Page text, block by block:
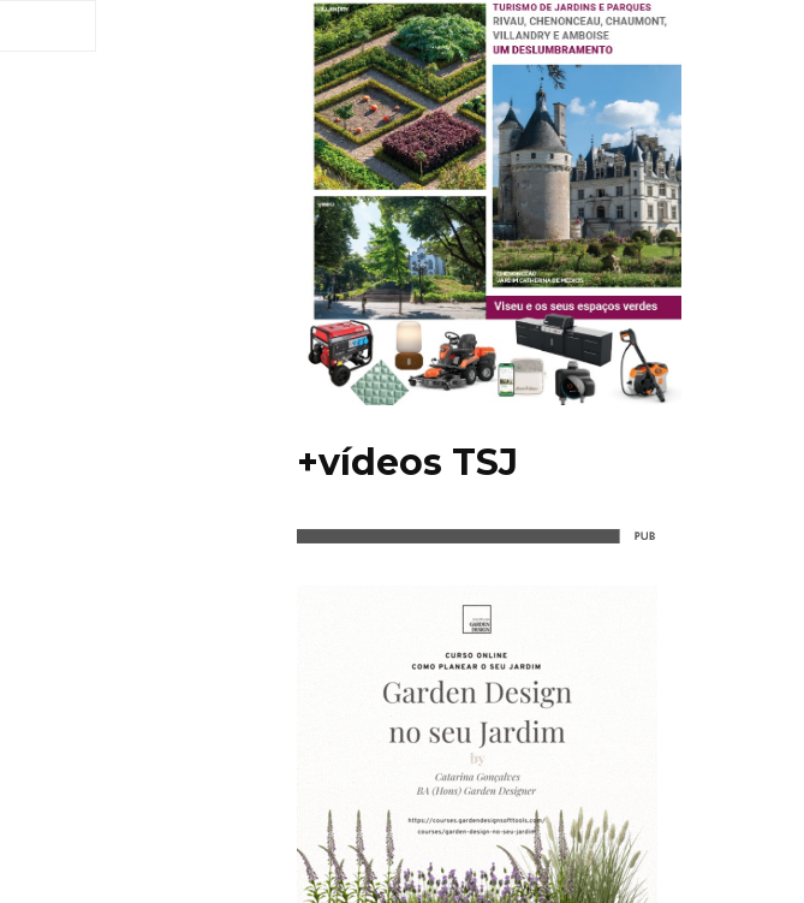
+vídeos TSJ